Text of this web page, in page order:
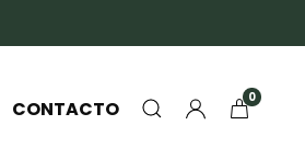
CONTACTO 0